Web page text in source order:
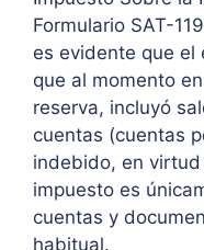
Formulario SAT-
es evidente que el
que al momento
reserva, incluyó
cuentas (cuentas
indebido, en
impuesto es
cuentas y
habitual.